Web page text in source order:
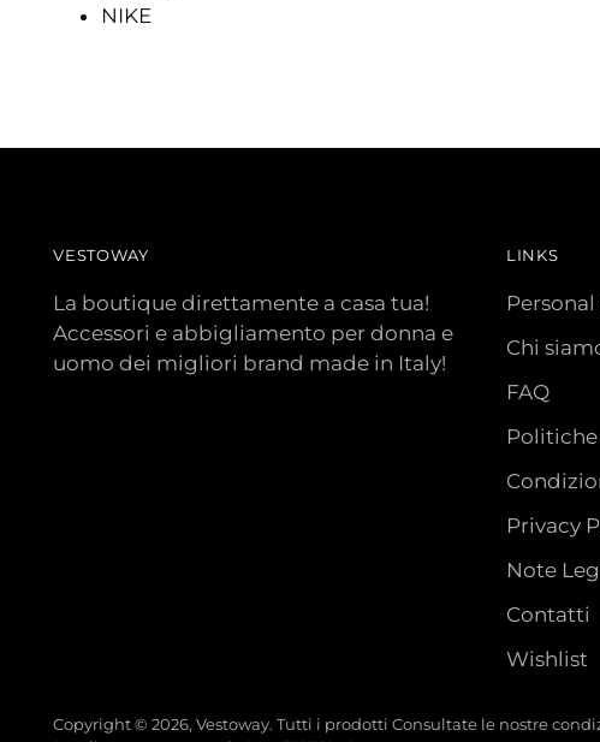
NIKE
VESTOWAY
La boutique direttamente a casa tua!
Accessori e abbigliamento per donna e
uomo dei migliori brand made in Italy!
LINKS
Chi
FAQ
Politiche
Privacy
Note
Contatti
Wishlist
Copyright © 2026,Vestoway. Tutti i prodotti Consultate le nostre